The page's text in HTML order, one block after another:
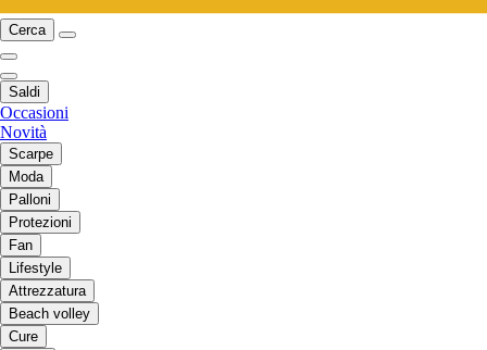
Cerca
Saldi
Occasioni
Novità
Scarpe
Moda
Palloni
Protezioni
Fan
Lifestyle
Attrezzatura
Beach volley
Cure